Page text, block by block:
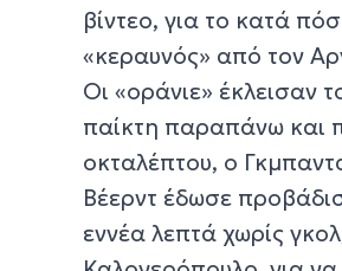
βίντεο, για το κατά
«κεραυνός» από τον
Οι «οράνιε» έκλεισαν
παίκτη παραπάνω και
οκταλέπτου, ο
Βέερντ έδωσε
εννέα λεπτά χωρίς